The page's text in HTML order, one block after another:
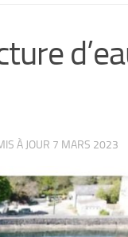
À JOUR 7 MARS 2023